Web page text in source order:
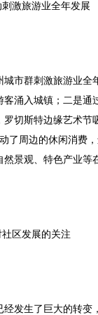
激旅游业全年发展
城市群刺激旅游业全
客涌入城镇；二是通
罗切斯特边缘艺术节
了周边的休闲消费
景观、特色产业等
区发展的关注
经发生了巨大的转